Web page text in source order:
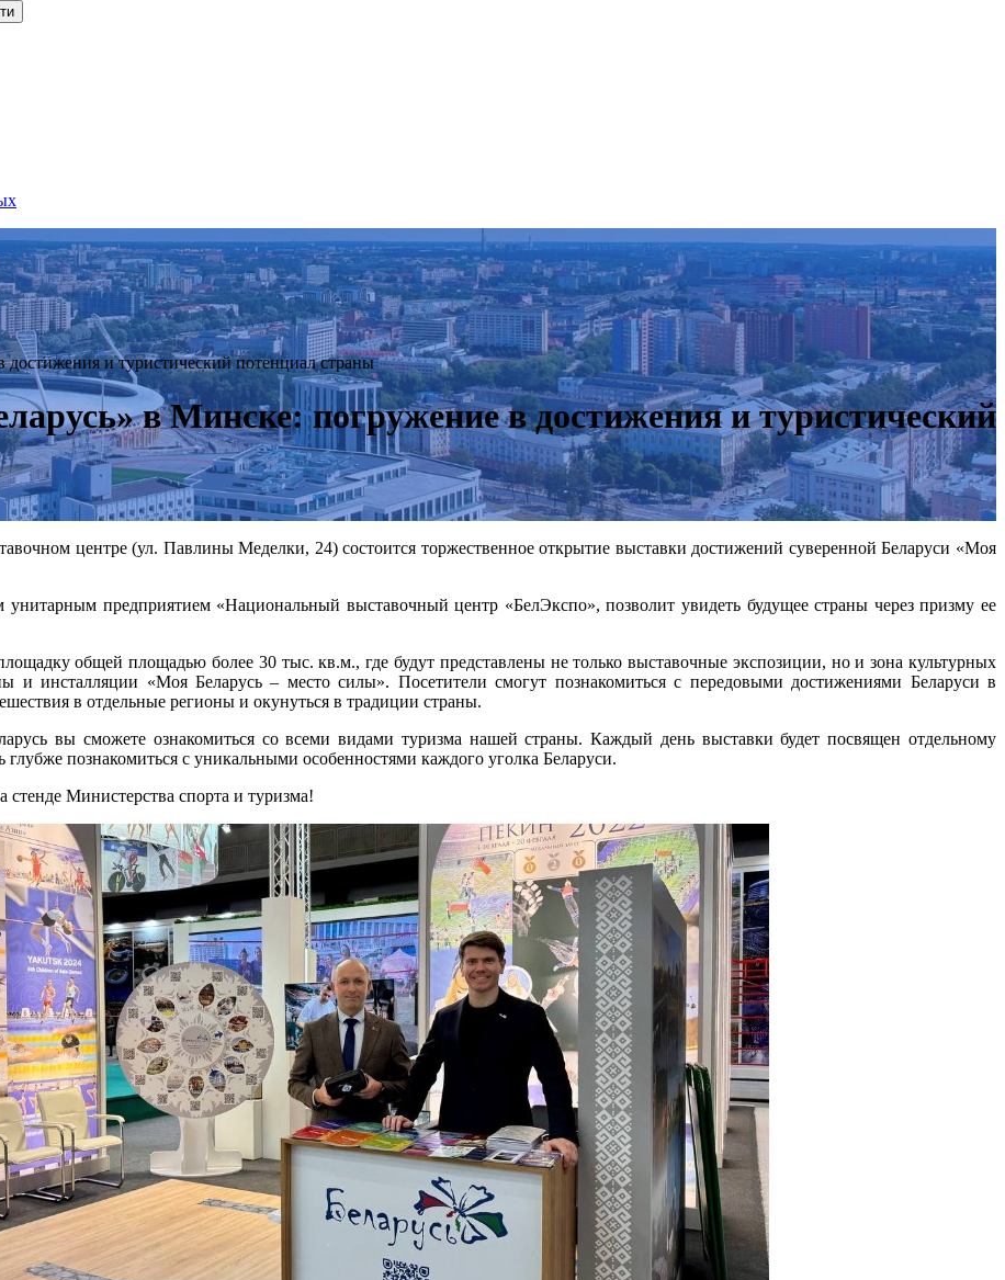
и туристический потенциал страны
в Минске: погружение в достижения и туристический
центре (ул. Павлины Меделки, 24) состоится торжественное открытие выставки достижений суверенной Беларуси «Моя
предприятием «Национальный выставочный центр «БелЭкспо», позволит увидеть будущее страны через призму ее
общей площадью более 30 тыс. кв.м., где будут представлены не только выставочные экспозиции, но и зона культурных
и инсталляции «Моя Беларусь – место силы». Посетители смогут познакомиться с передовыми достижениями Беларуси в
в отдельные регионы и окунуться в традиции страны.
вы сможете ознакомиться со всеми видами туризма нашей страны. Каждый день выставки будет посвящен отдельному
познакомиться с уникальными особенностями каждого уголка Беларуси.
Министерства спорта и туризма!